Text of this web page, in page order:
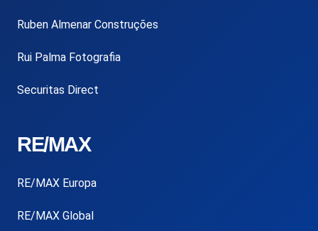
Ruben Almenar Construções
Rui Palma Fotografia
Securitas Direct
RE/MAX
RE/MAX Europa
RE/MAX Global